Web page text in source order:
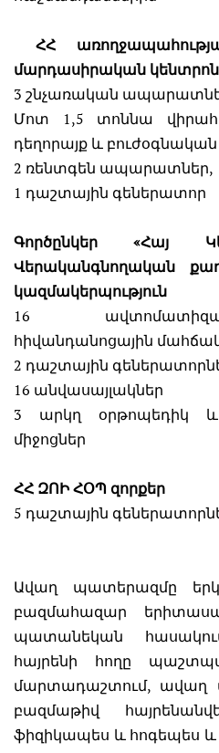
ՀՀ
մարդասիրական կենտրոն
3 շնչառական
Մոտ 1,5 տոննա
դեղորայք և բուժօգնական
2 ռենտգեն ապարատներ,
1 դաշտային գեներատոր
Գործընկեր «Հայ
Վերականգնողական
կազմակերպություն
16
հիվանդանոցային
2 դաշտային
16 անվասայլակներ
3 արկղ օրթոպեդիկ և
միջոցներ
ՀՀ ԶՈԻ ՀՕՊ զորքեր
5 դաշտային
Ավաղ պատերազմը
բազմահազար
պատանեկան
հայրենի հողը
մարտադաշտում, ավաղ
բազմաթիվ
ֆիզիկապես և հոգեպես և